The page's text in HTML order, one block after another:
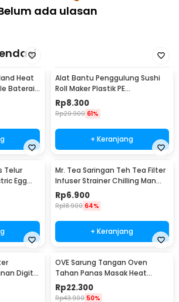
ada ulasan
Heat
Baterai
Alat Bantu Penggulung Sushi
Roll Maker Plastik PE
22x20.5x0.1cm - E1119
Rp8.300
Rp20.900 61%
+ Keranjang
Telur
Egg
Mr. Tea Saringan Teh Tea Filter
Infuser Strainer Chilling Man
Silicon - MR03
Rp6.900
Rp18.900 64%
+ Keranjang
Digital
OVE Sarung Tangan Oven
Tahan Panas Masak Heat
Resistant Gloves - 540F
Rp22.300
Rp43.900 50%